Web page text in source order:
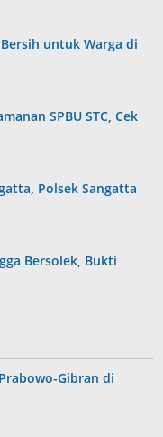
untuk Warga di
SPBU STC, Cek
Polsek Sangatta
Bersolek, Bukti
Gibran di